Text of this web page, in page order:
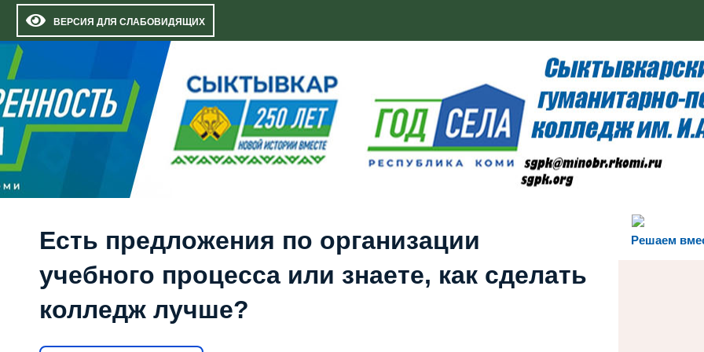
ВЕРСИЯ ДЛЯ СЛАБОВИДЯЩИХ
Решаем
Есть предложения по организации
учебного процесса или знаете, как сделать
колледж лучше?